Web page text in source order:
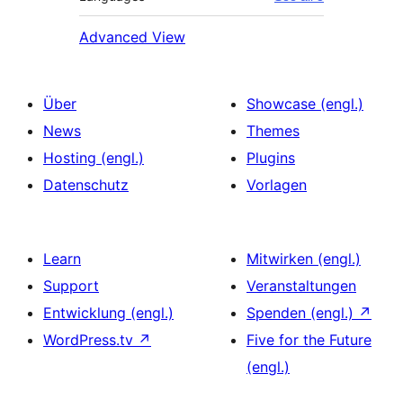
Advanced View
Über
News
Hosting (engl.)
Datenschutz
Showcase (engl.)
Themes
Plugins
Vorlagen
Learn
Support
Entwicklung (engl.)
WordPress.tv ↗
Mitwirken (engl.)
Veranstaltungen
Spenden (engl.) ↗
Five for the Future
(engl.)